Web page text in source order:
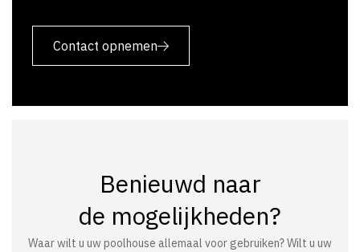
Contact opnemen
Benieuwd naar
de mogelijkheden?
Waar wilt u uw poolhouse allemaal voor gebruiken? Wilt u uw